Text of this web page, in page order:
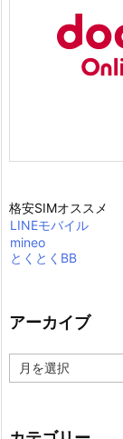
格安SIMオススメ
LINEモバイル
mineo
とくとくBB
アーカイブ
ー
ブ